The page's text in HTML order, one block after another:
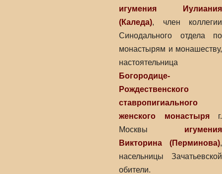
игумения Иулиания
(Каледа), член коллегии
Синодального отдела по
монастырям и монашеству,
настоятельница
Богородице-
Рождественского
cтавропигиального
женского монастыряг.
Москвы игумения
Викторина (Перминова),
насельницы Зачатьевской
обители.